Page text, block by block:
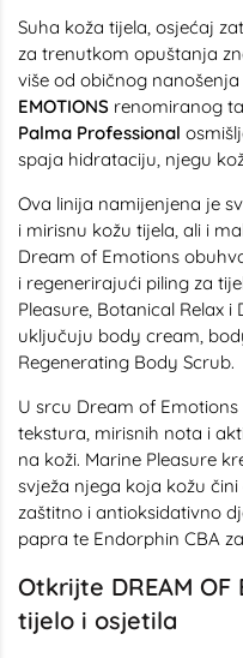
Suha koža tijela, osjećaj
za trenutkom opuštanja
više od običnog
EMOTIONS renomiranog
Palma Professional
spaja hidrataciju, njegu
Ova linija namijenjena je
i mirisnu kožu tijela, ali i
Dream of Emotions
i regenerirajući piling za
Pleasure, Botanical Relax
uključuju body cream,
Regenerating Body Scrub.
U srcu Dream of
tekstura, mirisnih nota i
na koži. Marine Pleasure
svježa njega koja kožu
zaštitno i antioksidativno
papra te Endorphin CBA
Otkrijte DREAM OF
tijelo i osjetila